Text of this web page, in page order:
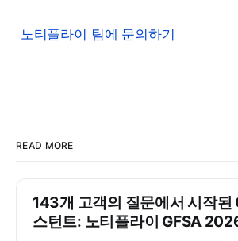
노티플라이 팀에 문의하기
READ MORE
143개 고객의 질문에서 시작된
스턴트: 노티플라이 GFSA